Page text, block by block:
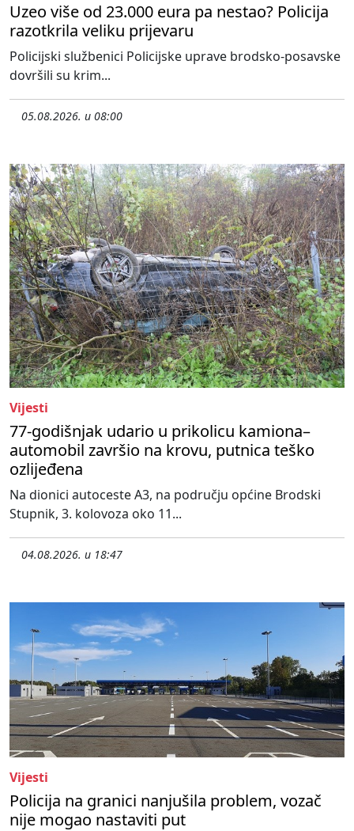
Uzeo više od 23.000 eura pa nestao? Policija
razotkrila veliku prijevaru
Policijski službenici Policijske uprave brodsko-posavske
dovršili su krim...
05.08.2026. u 08:00
Vijesti
77-godišnjak udario u prikolicu kamiona–
automobil završio na krovu, putnica teško
ozlijeđena
Na dionici autoceste A3, na području općine Brodski
Stupnik, 3. kolovoza oko 11...
04.08.2026. u 18:47
Vijesti
Policija na granici nanjušila problem, vozač
nije mogao nastaviti put